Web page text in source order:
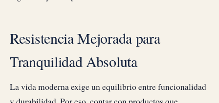
Resistencia Mejorada para
Tranquilidad Absoluta
La vida moderna exige un equilibrio entre funcionalidad